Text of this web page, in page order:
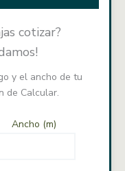
cotizar?
y el ancho de tu
de Calcular.
Ancho (m)